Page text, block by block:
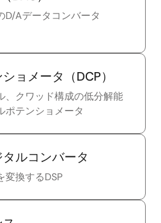
D/Aデータコンバータ
ョメータ（DCP）
、クワッド構成の低分解能
ポテンショメータ
ルコンバータ
変換するDSP